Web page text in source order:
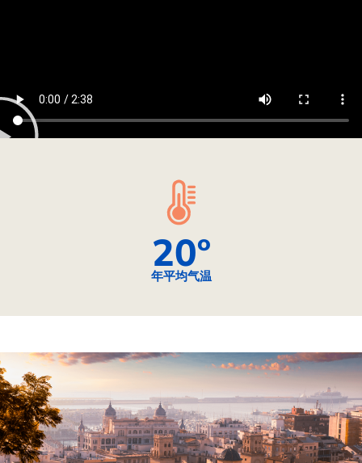
年平均气温
20º